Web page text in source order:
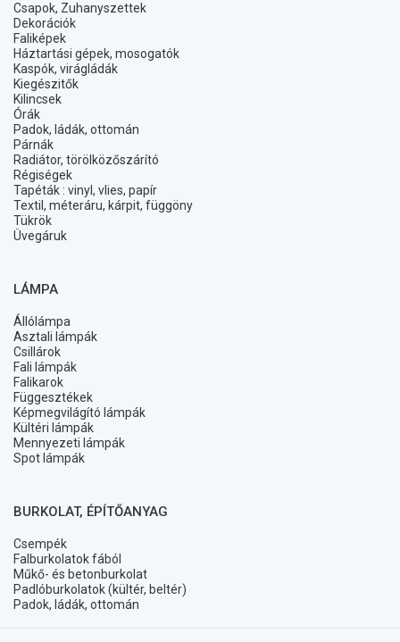
Csapok, Zuhanyszettek
Dekorációk
Faliképek
Háztartási gépek, mosogatók
Kaspók, virágládák
Kiegészitők
Kilincsek
Órák
Padok, ládák, ottomán
Párnák
Radiátor, törölközőszárító
Régiségek
Tapéták : vinyl, vlies, papír
Textil, méteráru, kárpit, függöny
Tükrök
Üvegáruk
LÁMPA
Állólámpa
Asztali lámpák
Csillárok
Fali lámpák
Falikarok
Függesztékek
Képmegvilágító lámpák
Kültéri lámpák
Mennyezeti lámpák
Spot lámpák
BURKOLAT, ÉPÍTŐANYAG
Csempék
Falburkolatok fából
Műkő- és betonburkolat
Padlóburkolatok (kültér, beltér)
Padok, ládák, ottomán